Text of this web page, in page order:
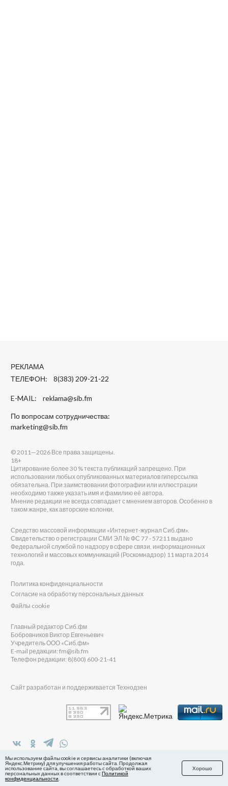
РЕКЛАМА
ТЕЛЕФОН: 8(383) 209-21-22
E-MAIL: reklama@sib.fm
По вопросам сотрудничества:
marketing@sib.fm
в Яндекс.Дзен
© 2011—2026 Все права защищены.
18+
Цитирование более 30 % текста публикаций запрещено. При
использовании любых опубликованных материалов гиперссылка
обязательна. При заимствовании фотографии или иллюстрации
необходимо также указать имя и фамилию её автора.
Мнение редакции не всегда совпадает с мнением авторов. Особенно в
таком жанре, как авторские колонки.
Средство массовой информации «Интернет-журнал Сиб.фм».
Свидетельство о регистрации СМИ ЭЛ № ФС 77 - 57211 выдано
Федеральной службой по надзору в сфере связи, информационных
технологий и массовых коммуникаций (Роскомнадзор) 11 марта 2014
года.
Политика конфиденциальности
Согласие на обработку персональных данных
Файлы cookie
Главный редактор Сиб.фм
Бобровников Виктор Евгеньевич
Учредитель ООО «Сиб.фм»
E-mail редакции: fm@sib.fm
Телефон редакции: 8(800) 600-21-41
Сайт разработан и поддерживается Технодзен
Мы используем файлы cookie и сервисы аналитики (включая
Яндекс.Метрику) для улучшения работы сайта. Продолжая
использование сайта, вы соглашаетесь с обработкой ваших
персональных данных в соответствии сПолитикой
конфиденциальности
Хорошо